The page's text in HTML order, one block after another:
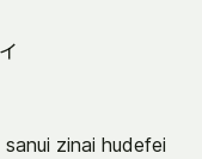
zinai hudefei